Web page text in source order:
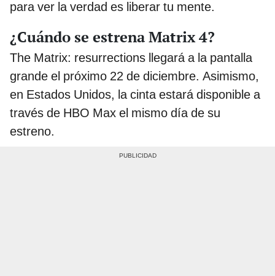
para ver la verdad es liberar tu mente.
¿Cuándo se estrena Matrix 4?
The Matrix: resurrections llegará a la pantalla
grande el próximo 22 de diciembre. Asimismo,
en Estados Unidos, la cinta estará disponible a
través de HBO Max el mismo día de su
estreno.